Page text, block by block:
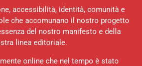
accessibilità, identità, comunità e
che accomunano il nostro progetto
del nostro manifesto e della
linea editoriale.
online che nel tempo è stato